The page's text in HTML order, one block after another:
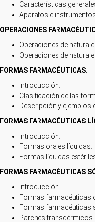
Características
Aparatos e instrumentos.
OPERACIONES
Operaciones de
Operaciones de
FORMAS FARMACÉUTICAS.
Introducción.
Clasificación de las
Descripción y ejemplos
FORMAS FARMACÉUTICAS
Introducción.
Formas orales líquidas.
Formas líquidas
FORMAS FARMACÉUTICAS
Introducción.
Formas farmacéuticas
Formas farmacéuticas
Parches transdérmicos.